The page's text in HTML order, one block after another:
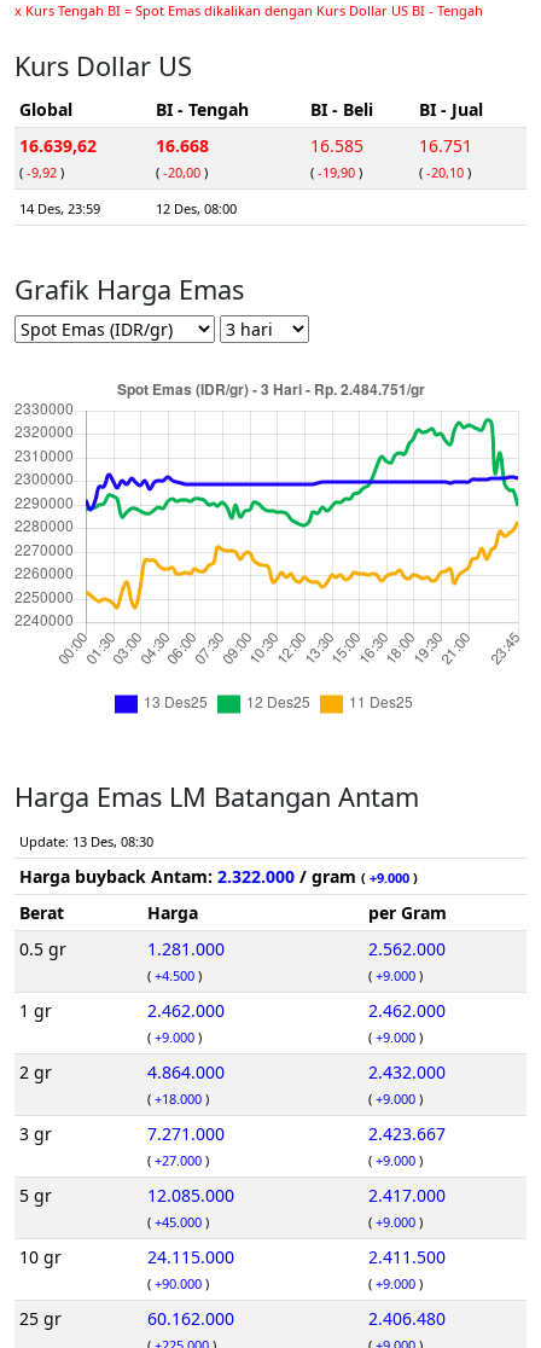
x Kurs Tengah BI = Spot Emas dikalikan dengan Kurs Dollar US BI - Tengah
Kurs Dollar US
Global BI - Tengah BI - Beli
BI - Jual
16.639,62
( -9,92 )
16.668
( -20,00 )
16.585
( -19,90 )
16.751
( -20,10 )
14 Des, 23:59
12 Des, 08:00
Grafik Harga Emas
Harga Emas LM Batangan Antam
Update: 13 Des, 08:30
Harga buyback Antam: 2.322.000 / gram ( +9.000 )
Berat Harga
per Gram
0.5 gr
1.281.000
( +4.500 )
2.562.000
( +9.000 )
1 gr 2.462.000
( +9.000 )
2.462.000
( +9.000 )
2 gr 4.864.000
( +18.000 )
2.432.000
( +9.000 )
3 gr 7.271.000
( +27.000 )
2.423.667
( +9.000 )
5 gr 12.085.000
( +45.000 )
2.417.000
( +9.000 )
10 gr 24.115.000
( +90.000 )
2.411.500
( +9.000 )
25 gr 60.162.000 2.406.480